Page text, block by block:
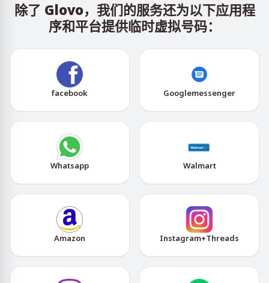
除了 Glovo，我们的服务还为以下应用程
序和平台提供临时虚拟号码：
facebook Googlemessenger
Whatsapp Walmart
Amazon Instagram+Threads